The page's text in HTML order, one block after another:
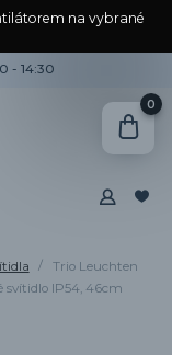
na vybrané
- 14:30
0
Trio Leuchten
svítidlo IP54, 46cm